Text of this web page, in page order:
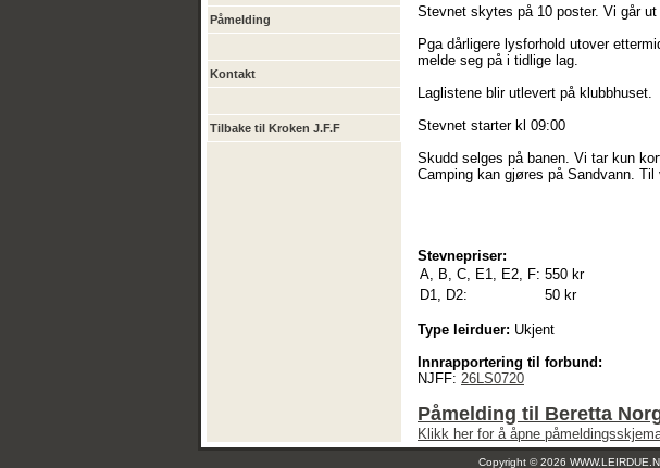
Påmelding
Kontakt
Tilbake til Kroken J.F.F
Stevnet skytes på 10 poster. Vi går
Pga dårligere lysforhold utover
melde seg på i tidlige lag.
Laglistene blir utlevert på klubbhuset.
Stevnet starter kl 09:00
Skudd selges på banen. Vi tar kun
Camping kan gjøres på Sandvann.
Stevnepriser:
A, B, C, E1, E2, F: 550 kr
D1, D2:
50 kr
Type leirduer: Ukjent
Innrapportering til forbund:
NJFF: 26LS0720
Påmelding til Beretta
Klikk her for å åpne
Copyright © 2026